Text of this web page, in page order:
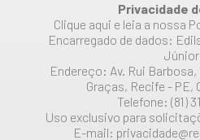
Privacidade
Clique aqui e leia a nossa
Encarregado de dados:
Júnior
Endereço: Av. Rui Barbosa,
Graças, Recife - PE,
Telefone: (81)
Uso exclusivo para
E-mail: